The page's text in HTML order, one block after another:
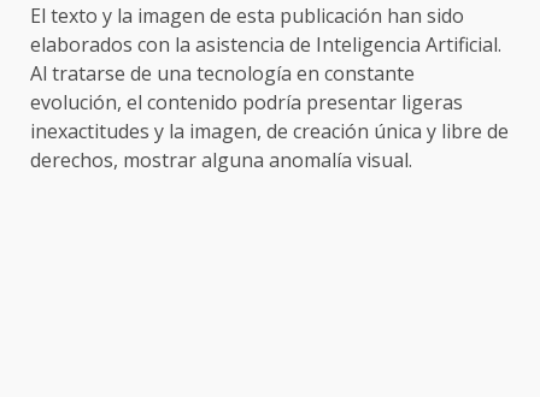
El texto y la imagen de esta publicación han sido
elaborados con la asistencia de Inteligencia Artificial.
Al tratarse de una tecnología en constante
evolución, el contenido podría presentar ligeras
inexactitudes y la imagen, de creación única y libre de
derechos, mostrar alguna anomalía visual.